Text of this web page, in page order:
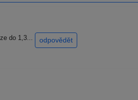
do 1,3... odpovědět